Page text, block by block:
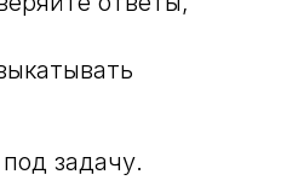
задачу.